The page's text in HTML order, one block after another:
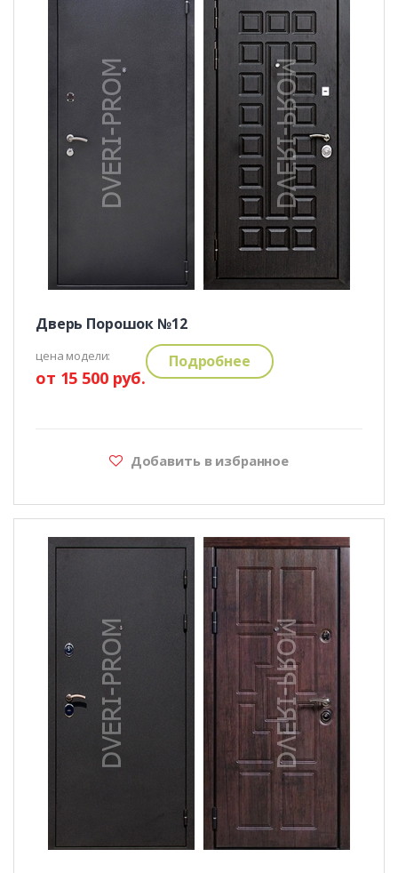
Дверь Порошок №12
цена модели:
от 15 500 руб.
Подробнее
Добавить в избранное